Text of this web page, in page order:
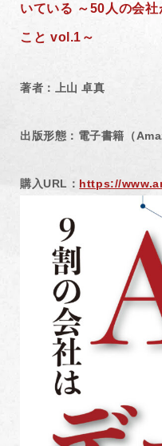
いている ～50人の会
こと vol.1～
著者：上山 卓真
出版形態：電子書籍（
購入URL： https://